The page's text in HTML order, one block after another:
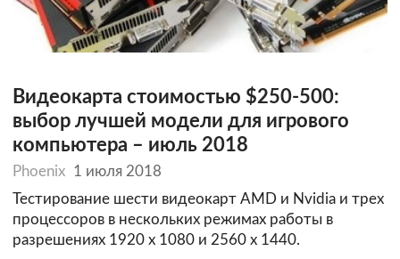
Видеокарта стоимостью $250-500:
выбор лучшей модели для игрового
компьютера – июль 2018
Phoenix 1 июля 2018
Тестирование шести видеокарт AMD и Nvidia и трех
процессоров в нескольких режимах работы в
разрешениях 1920 х 1080 и 2560 х 1440.